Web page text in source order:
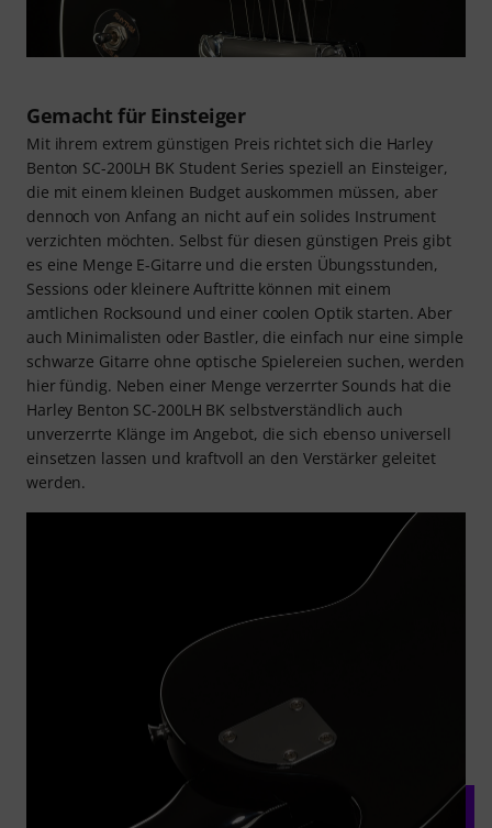
Gemacht für Einsteiger
Mit ihrem extrem günstigen Preis richtet sich die Harley
Benton SC-200LH BK Student Series speziell an Einsteiger,
die mit einem kleinen Budget auskommen müssen, aber
dennoch von Anfang an nicht auf ein solides Instrument
verzichten möchten. Selbst für diesen günstigen Preis gibt
es eine Menge E-Gitarre und die ersten Übungsstunden,
Sessions oder kleinere Auftritte können mit einem
amtlichen Rocksound und einer coolen Optik starten. Aber
auch Minimalisten oder Bastler, die einfach nur eine simple
schwarze Gitarre ohne optische Spielereien suchen, werden
hier fündig. Neben einer Menge verzerrter Sounds hat die
Harley Benton SC-200LH BK selbstverständlich auch
unverzerrte Klänge im Angebot, die sich ebenso universell
einsetzen lassen und kraftvoll an den Verstärker geleitet
werden.